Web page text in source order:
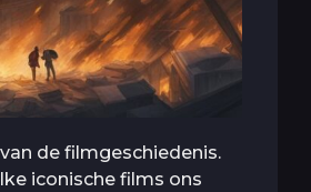
de filmgeschiedenis.
iconische films ons